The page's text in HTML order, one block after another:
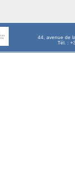
44, avenue de
Tél. :